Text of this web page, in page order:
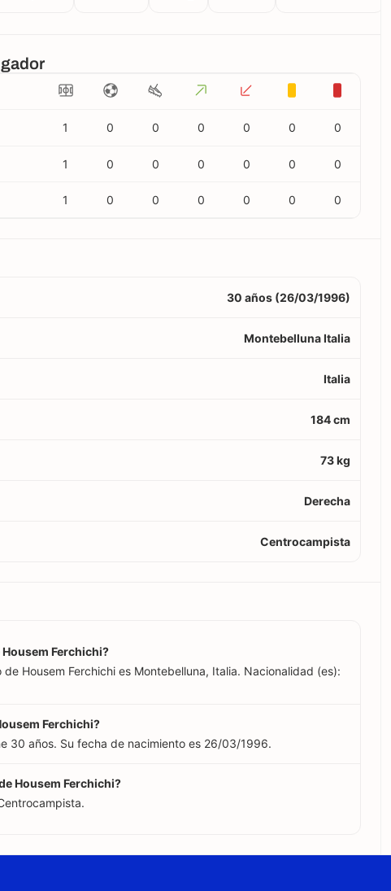
1 0 0 0 0 0 0
1 0 0 0 0 0 0
1 0 0 0 0 0 0
30 años (26/03/1996)
Montebelluna Italia
Italia
184 cm
73 kg
Derecha
Centrocampista
Ferchichi?
de Housem Ferchichi es Montebelluna, Italia. Nacionalidad (es):
Ferchichi?
30 años. Su fecha de nacimiento es 26/03/1996.
Housem Ferchichi?